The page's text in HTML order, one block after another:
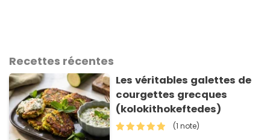
Recettes récentes
Les véritables galettes de
courgettes grecques
(kolokithokeftedes)
(1 note)